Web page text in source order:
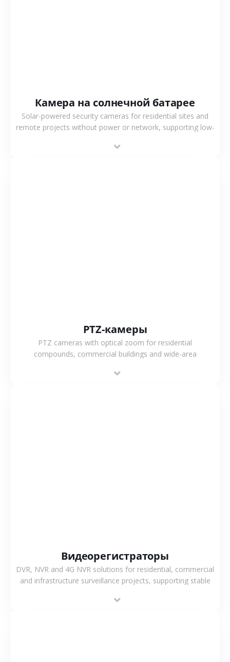
Камера на солнечной батарее
Solar-powered security cameras for residential sites and
remote projects without power or network, supporting low-
monitoring.
PTZ-камеры
PTZ cameras with optical zoom for residential
compounds, commercial buildings and wide-area
flexible coverage.
Видеорегистраторы
DVR, NVR and 4G NVR solutions for residential, commercial
and infrastructure surveillance projects, supporting stable